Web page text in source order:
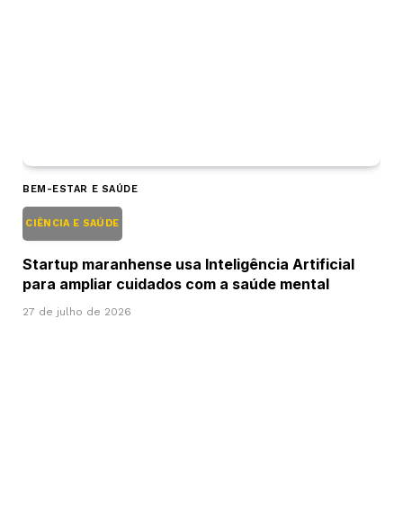
BEM-ESTAR E SAÚDE
CIÊNCIA E SAÚDE
Startup maranhense usa Inteligência Artificial
para ampliar cuidados com a saúde mental
27 de julho de 2026